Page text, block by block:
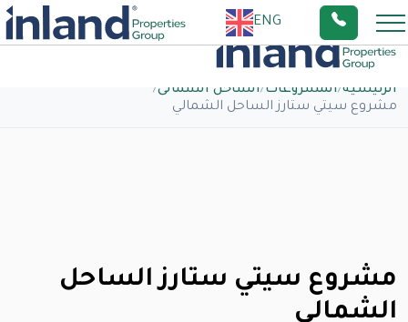
ENG
الرئيسية/المشروعات/الساحل الشمالى/
مشروع سيتي ستارز الساحل الشمالي
مشروع سيتي ستارز الساحل
الشمالي